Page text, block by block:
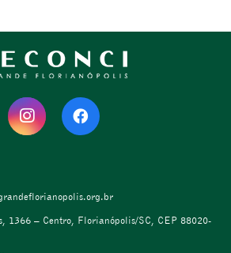
1366 – Centro, Florianópolis/SC, CEP 88020-